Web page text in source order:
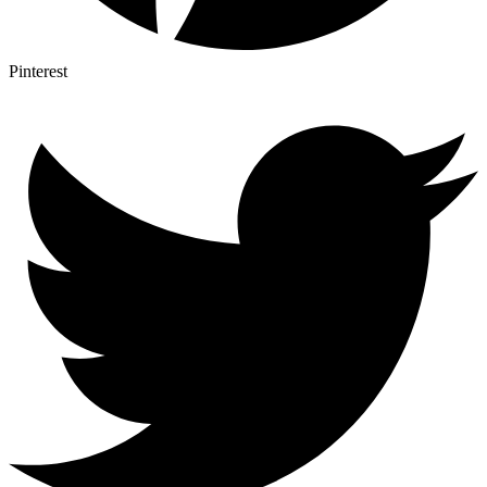
Pinterest